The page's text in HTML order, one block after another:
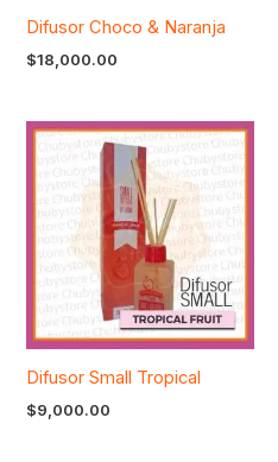
Difusor Choco & Naranja
$18,000.00
Difusor Small Tropical
$9,000.00